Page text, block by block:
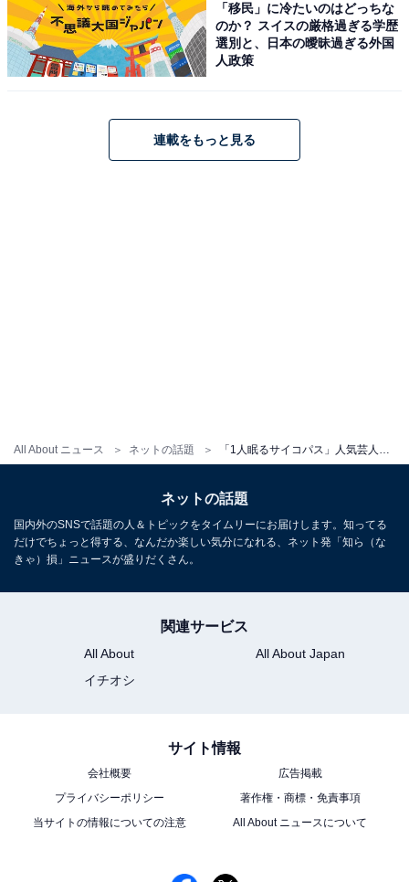
All About ニュース ネットの話題
「移民」に冷たいのはどっちな
のか？ スイスの厳格過ぎる学歴
選別と、日本の曖昧過ぎる外国
人政策
連載をもっと見る
ネットの話題
国内外のSNSで話題の人＆トピックをタイムリーにお届けします。知ってる
だけでちょっと得する、なんだか楽しい気分になれる、ネット発「知ら（な
きゃ）損」ニュースが盛りだくさん。
関連サービス
All About
All About Japan
イチオシ
サイト情報
会社概要
広告掲載
プライバシーポリシー
著作権・商標・免責事項
当サイトの情報についての注意
All About ニュースについて